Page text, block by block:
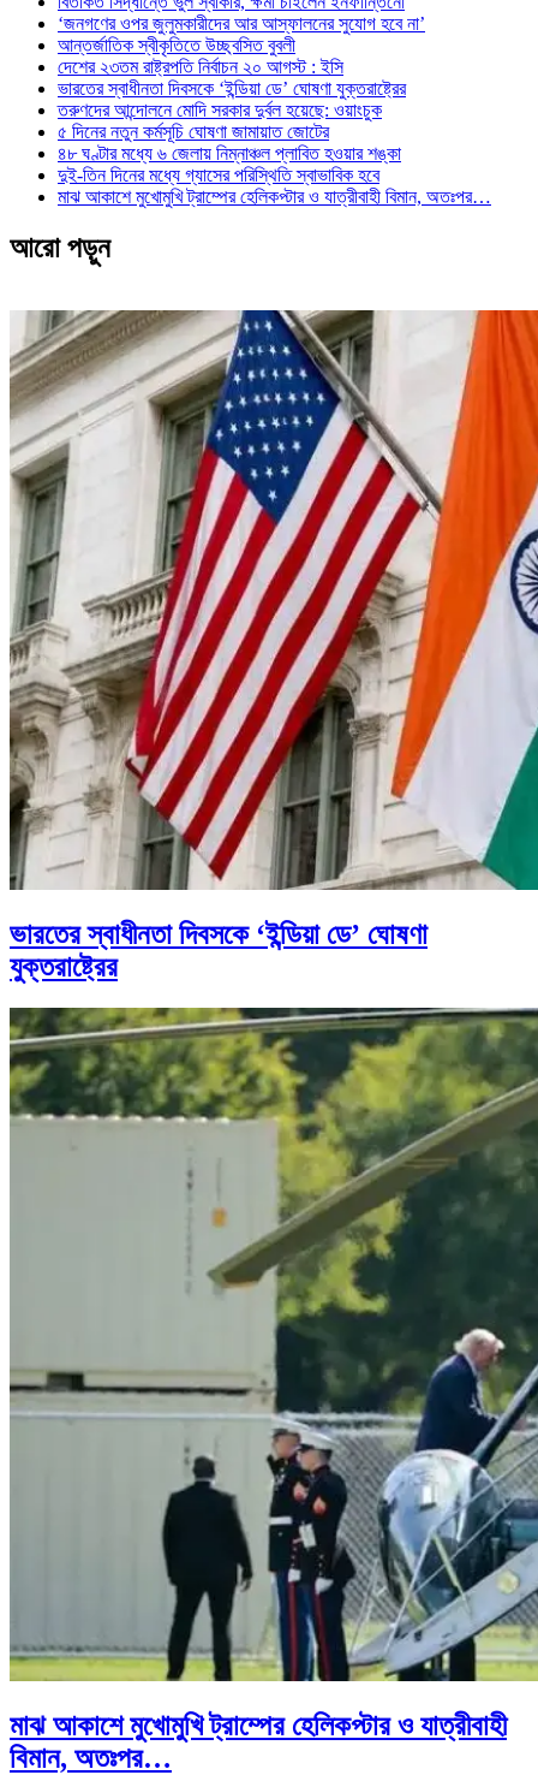
‘জনগণের ওপর জুলুমকারীদের আর আস্ফালনের সুযোগ হবে না’
আন্তর্জাতিক স্বীকৃতিতে উচ্ছ্বসিত বুবলী
দেশের ২৩তম রাষ্ট্রপতি নির্বাচন ২০ আগস্ট : ইসি
ভারতের স্বাধীনতা দিবসকে ‘ইন্ডিয়া ডে’ ঘোষণা যুক্তরাষ্ট্রের
তরুণদের আন্দোলনে মোদি সরকার দুর্বল হয়েছে: ওয়াংচুক
৫ দিনের নতুন কর্মসূচি ঘোষণা জামায়াত জোটের
৪৮ ঘণ্টার মধ্যে ৬ জেলায় নিম্নাঞ্চল প্লাবিত হওয়ার শঙ্কা
দুই-তিন দিনের মধ্যে গ্যাসের পরিস্থিতি স্বাভাবিক হবে
মাঝ আকাশে মুখোমুখি ট্রাম্পের হেলিকপ্টার ও যাত্রীবাহী বিমান, অতঃপর…
আরো পড়ুন
ভারতের স্বাধীনতা দিবসকে ‘ইন্ডিয়া ডে’ ঘোষণা
যুক্তরাষ্ট্রের
মাঝ আকাশে মুখোমুখি ট্রাম্পের হেলিকপ্টার ও যাত্রীবাহী
বিমান, অতঃপর…